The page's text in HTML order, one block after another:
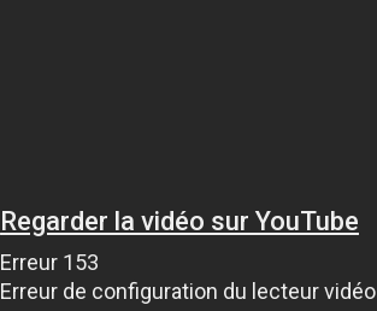
Regarder la vidéo sur YouTube
Erreur 153
Erreur de configuration du lecteur vidéo